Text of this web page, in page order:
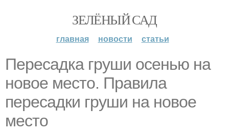
ЗЕЛЁНЫЙ САД
главная новости статьи
Пересадка груши осенью на
новое место. Правила
пересадки груши на новое
место